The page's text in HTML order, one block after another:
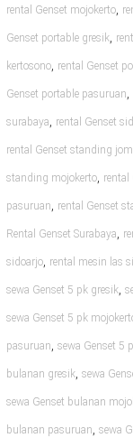
rental Genset mojokerto,
Genset portable gresik,
kertosono, rental Genset
Genset portable pasuruan,
surabaya, rental Genset
rental Genset standing
standing mojokerto, rental
pasuruan, rental Genset
Rental Genset Surabaya,
sidoarjo, rental mesin las
sewa Genset 5 pk gresik,
sewa Genset 5 pk
pasuruan, sewa Genset 5
bulanan gresik, sewa
sewa Genset bulanan
bulanan pasuruan, sewa